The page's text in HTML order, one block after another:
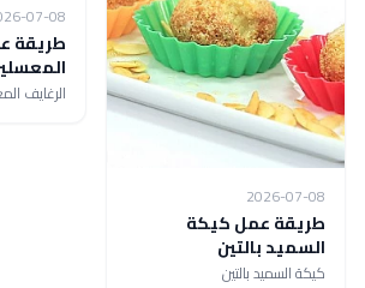
2026-07-08
طريقة عمل كيكة
السميد بالتين
كيكة السميد بالتين
07-08
طريقة
الرغايف